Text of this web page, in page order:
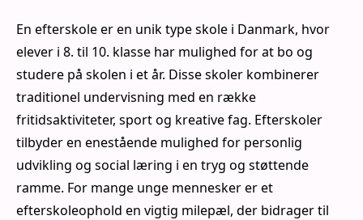
En efterskole er en unik type skole i Danmark, hvor
elever i 8. til 10. klasse har mulighed for at bo og
studere på skolen i et år. Disse skoler kombinerer
traditionel undervisning med en række
fritidsaktiviteter, sport og kreative fag. Efterskoler
tilbyder en enestående mulighed for personlig
udvikling og social læring i en tryg og støttende
ramme. For mange unge mennesker er et
efterskoleophold en vigtig milepæl, der bidrager til